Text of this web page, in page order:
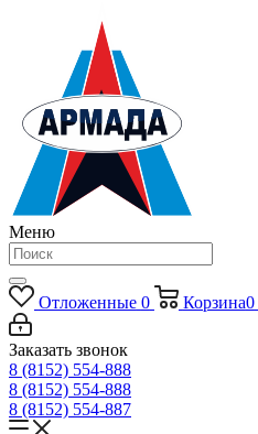
Меню
Отложенные 0 Корзина0
Заказать звонок
8 (8152) 554-888
8 (8152) 554-888
8 (8152) 554-887